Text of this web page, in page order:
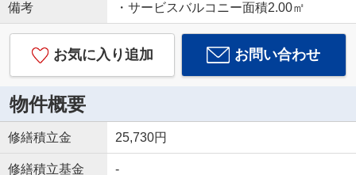
備考 ・サービスバルコニー面積2.00㎡
お気に入り追加 お問い合わせ
物件概要
修繕積立金 25,730円
修繕積立基金 -